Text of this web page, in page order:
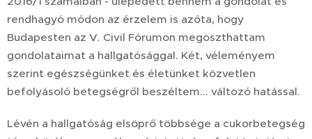
rendhagyó módon az érzelem is azóta, hogy
Budapesten az V. Civil Fórumon megoszthattam
gondolataimat a hallgatósággal. Két, véleményem
szerint egészségünket és életünket közvetlen
befolyásoló betegségről beszéltem... változó hatással.
Lévén a hallgatóság elsöprő többsége a cukorbetegség